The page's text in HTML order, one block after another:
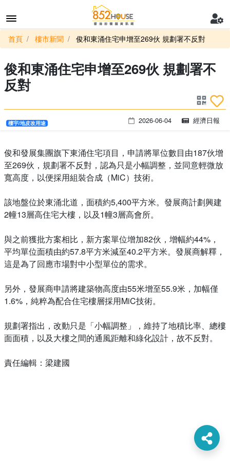
首頁 樓市新聞 俊和東涌住宅申增至269伙 規劃署不反對
俊和東涌住宅申增至269伙 規劃署不
反對
樓宇/地皮改用途 2026-06-04 經濟日報
俊和發展集團旗下東涌住宅項目，申請將單位數目由187伙增
至269伙，規劃署不反對，認為只是小幅調整，並同意輕微放
寬高度，以便採用組裝合成（MiC）技術。
該地盤位於東涌北道，面積約5,400平方米。發展商計劃興建
2幢13層高住宅大樓，以及1幢3層高會所。
與之前獲批方案相比，新方案單位增加82伙，增幅約44%，
平均單位面積由約57.8平方米減至40.2平方米。發展商解釋，
這是為了回應市場對中小型單位的需求。
另外，發展商申請將建築物高度由55米增至55.9米，加幅僅
1.6%，純粹為配合住宅樓層採用MiC技術。
規劃署指出，改動只是「小幅調整」，維持了地積比率、總樓
面面積，以及大樓之間的通風距離和綠化設計，故不反對。